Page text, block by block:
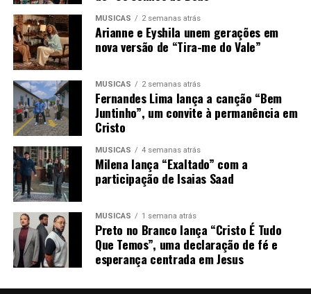
MÚSICAS 2 semanas atrás
Arianne e Eyshila unem gerações em
nova versão de “Tira-me do Vale”
MÚSICAS 2 semanas atrás
Fernandes Lima lança a canção “Bem
Juntinho”, um convite à permanência em
Cristo
MÚSICAS 4 semanas atrás
Milena lança “Exaltado” com a
participação de Isaias Saad
MÚSICAS 1 semana atrás
Preto no Branco lança “Cristo É Tudo
Que Temos”, uma declaração de fé e
esperança centrada em Jesus